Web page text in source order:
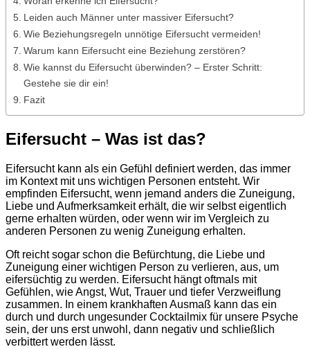
Leiden auch Männer unter massiver Eifersucht?
Wie Beziehungsregeln unnötige Eifersucht vermeiden!
Warum kann Eifersucht eine Beziehung zerstören?
Wie kannst du Eifersucht überwinden? – Erster Schritt:
Gestehe sie dir ein!
Fazit
Eifersucht – Was ist das?
Eifersucht kann als ein Gefühl definiert werden, das immer
im Kontext mit uns wichtigen Personen entsteht. Wir
empfinden Eifersucht, wenn jemand anders die Zuneigung,
Liebe und Aufmerksamkeit erhält, die wir selbst eigentlich
gerne erhalten würden, oder wenn wir im Vergleich zu
anderen Personen zu wenig Zuneigung erhalten.
Oft reicht sogar schon die Befürchtung, die Liebe und
Zuneigung einer wichtigen Person zu verlieren, aus, um
eifersüchtig zu werden. Eifersucht hängt oftmals mit
Gefühlen, wie Angst, Wut, Trauer und tiefer Verzweiflung
zusammen. In einem krankhaften Ausmaß kann das ein
durch und durch ungesunder Cocktailmix für unsere Psyche
sein, der uns erst unwohl, dann negativ und schließlich
verbittert werden lässt.